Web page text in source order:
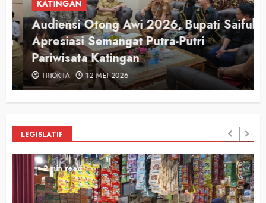
KATINGAN
Audiensi Otong Awi 2026, Bupati Saiful
Apresiasi Semangat Putra-Putri
Pariwisata Katingan
TRIOKTA 12 MEI 2026
LEGISLATIF
2 min read